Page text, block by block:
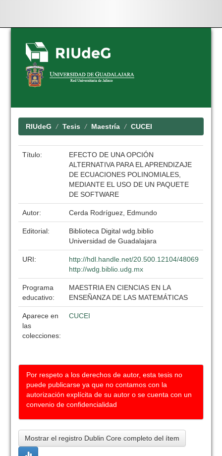
Skip
navigation
RIUdeG Tesis Maestría CUCEI
Título:
EFECTO DE UNA OPCIÓN
ALTERNATIVA PARA EL APRENDIZAJE
DE ECUACIONES POLINOMIALES,
MEDIANTE EL USO DE UN PAQUETE
DE SOFTWARE
Autor: Cerda Rodríguez, Edmundo
Editorial:
Biblioteca Digital wdg.biblio
Universidad de Guadalajara
URI:
http://hdl.handle.net/20.500.12104/48069
http://wdg.biblio.udg.mx
Programa
educativo:
MAESTRIA EN CIENCIAS EN LA
ENSEÑANZA DE LAS MATEMÁTICAS
Aparece en
las
colecciones:
CUCEI
Por respeto a los derechos de autor, esta tesis no
puede publicarse ya que no contamos con la
autorización explícita de su autor o se cuenta con un
convenio de confidencialidad
Mostrar el registro Dublin Core completo del ítem